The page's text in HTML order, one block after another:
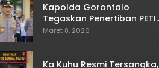
Kapolda Gorontalo
Tegaskan Penertiban PETI
Terus Berjalan
Maret 8, 2026
Ka Kuhu Resmi Tersangka,